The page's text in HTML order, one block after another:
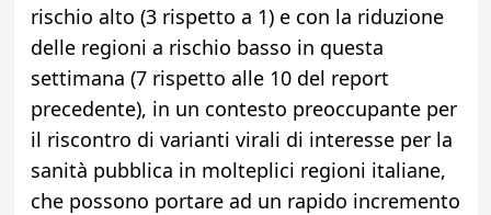
rischio alto (3 rispetto a 1) e con la riduzione
delle regioni a rischio basso in questa
settimana (7 rispetto alle 10 del report
precedente), in un contesto preoccupante per
il riscontro di varianti virali di interesse per la
sanità pubblica in molteplici regioni italiane,
che possono portare ad un rapido incremento